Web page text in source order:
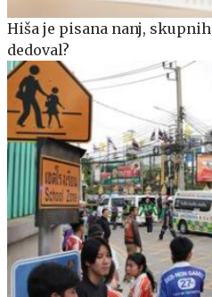
Hiša je pisana nanj,
dedoval?